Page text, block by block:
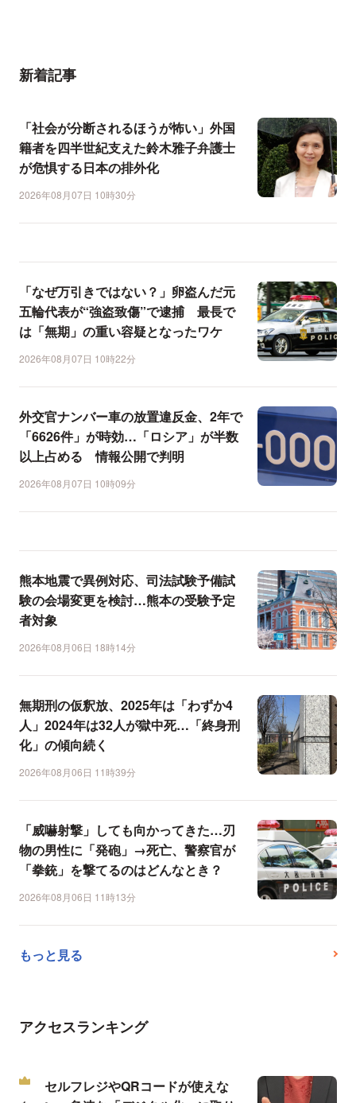
新着記事
「社会が分断されるほうが怖い」外国
籍者を四半世紀支えた鈴木雅子弁護士
が危惧する日本の排外化
2026年08月07日 10時30分
「なぜ万引きではない？」卵盗んだ元
五輪代表が“強盗致傷”で逮捕 最長で
は「無期」の重い容疑となったワケ
2026年08月07日 10時22分
外交官ナンバー車の放置違反金、2年で
「6626件」が時効…「ロシア」が半数
以上占める 情報公開で判明
2026年08月07日 10時09分
熊本地震で異例対応、司法試験予備試
験の会場変更を検討…熊本の受験予定
者対象
2026年08月06日 18時14分
無期刑の仮釈放、2025年は「わずか4
人」2024年は32人が獄中死…「終身刑
化」の傾向続く
2026年08月06日 11時39分
「威嚇射撃」しても向かってきた…刃
物の男性に「発砲」→死亡、警察官が
「拳銃」を撃てるのはどんなとき？
2026年08月06日 11時13分
もっと見る
アクセスランキング
セルフレジやQRコードが使えな